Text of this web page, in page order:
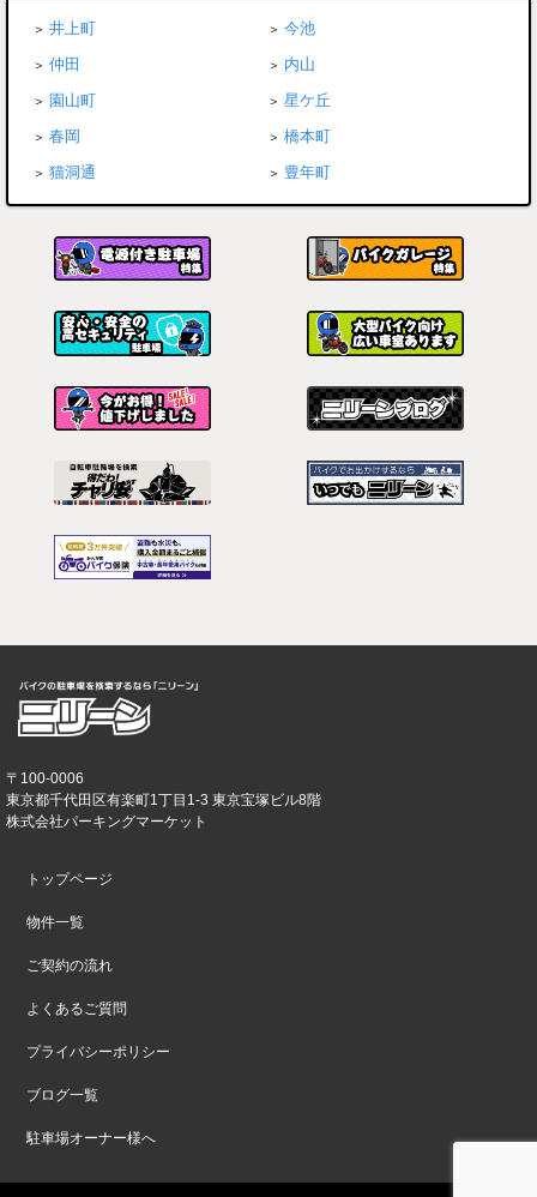
井上町
今池
仲田
内山
園山町
星ケ丘
春岡
橋本町
猫洞通
豊年町
〒100-0006
東京都千代田区有楽町1丁目1-3 東京宝塚ビル8階
株式会社パーキングマーケット
トップページ
物件一覧
ご契約の流れ
よくあるご質問
プライバシーポリシー
ブログ一覧
駐車場オーナー様へ